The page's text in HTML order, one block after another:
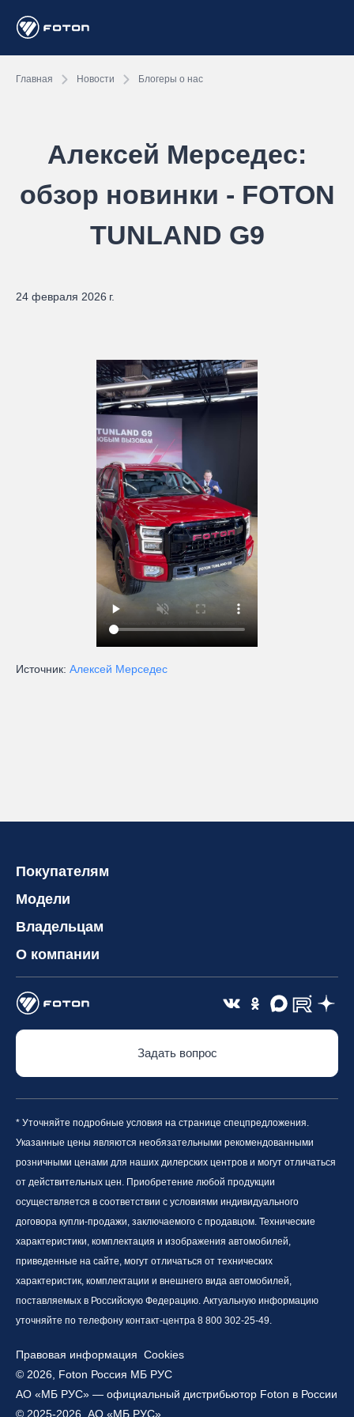
Главная Новости Блогеры о нас
Алексей Мерседес:
обзор новинки - FOTON
TUNLAND G9
24 февраля 2026 г.
Источник: Алексей Мерседес
Покупателям
Модели
Владельцам
О компании
Задать вопрос
* Уточняйте подробные условия на странице спецпредложения.
Указанные цены являются необязательными рекомендованными
розничными ценами для наших дилерских центров и могут отличаться
от действительных цен. Приобретение любой продукции
осуществляется в соответствии с условиями индивидуального
договора купли-продажи, заключаемого с продавцом. Технические
характеристики, комплектация и изображения автомобилей,
приведенные на сайте, могут отличаться от технических
характеристик, комплектации и внешнего вида автомобилей,
поставляемых в Российскую Федерацию. Актуальную информацию
уточняйте по телефону контакт-центра 8 800 302-25-49.
© 2026, Foton Россия МБ РУС
АО «МБ РУС» — официальный дистрибьютор Foton в России
© 2025-2026, АО «МБ РУС»
Правовая информация Cookies